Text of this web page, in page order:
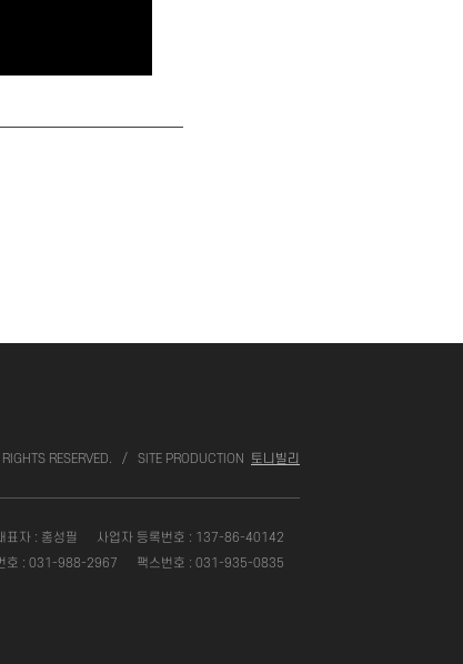
RESERVED. / SITE PRODUCTION 토니빌리
표자 : 홍성필
사업자 등록번호 : 137-86-40142
호 : 031-988-2967 팩스번호 : 031-935-0835